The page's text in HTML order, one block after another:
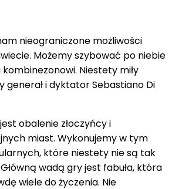
nieograniczone możliwości
Możemy szybować po niebie
Niestety miły
generał i dyktator Sebastiano Di
obalenie złoczyńcy i
miast. Wykonujemy w tym
które niestety nie są tak
wadą gry jest fabuła, która
wiele do życzenia. Nie